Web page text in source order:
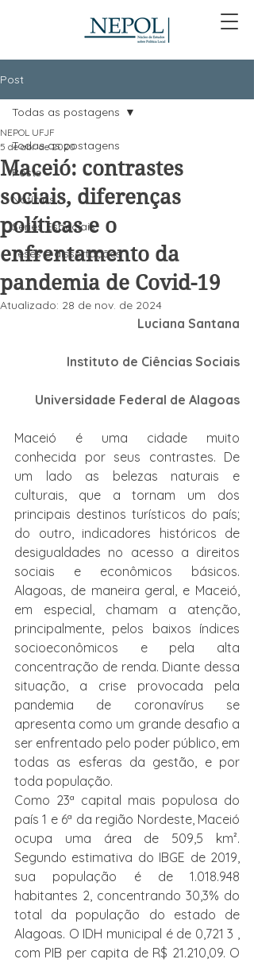
Post
Todas as postagens
Posts
Notícias
Séries Especiais
Teses e dissertações
Todas as postagens
Maceió: contrastes
sociais, diferenças
políticas e o
enfrentamento da
pandemia de Covid-19
NEPOL UFJF
5 de abr. de 2020
Atualizado: 28 de nov. de 2024
Luciana Santana
Instituto de Ciências Sociais
Universidade Federal de Alagoas
Maceió é uma cidade muito
conhecida por seus contrastes. De
um lado as belezas naturais e
culturais, que a tornam um dos
principais destinos turísticos do país;
do outro, indicadores históricos de
desigualdades no acesso a direitos
sociais e econômicos básicos.
Alagoas, de maneira geral, e Maceió,
em especial, chamam a atenção,
principalmente, pelos baixos índices
socioeconômicos e pela alta
concentração de renda. Diante dessa
situação, a crise provocada pela
pandemia de coronavírus se
apresenta como um grande desafio a
ser enfrentado pelo poder público, em
todas as esferas da gestão, e por
toda população.
Como 23ª capital mais populosa do
país 1 e 6ª da região Nordeste, Maceió
ocupa uma área de 509,5 km².
Segundo estimativa do IBGE de 2019,
sua população é de 1.018.948
habitantes 2, concentrando 30,3% do
total da população do estado de
Alagoas. O IDH municipal é de 0,721 3 ,
com PIB per capita de R$ 21.210,09. O